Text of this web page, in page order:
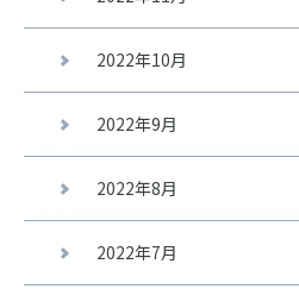
2022年10月
2022年9月
2022年8月
2022年7月